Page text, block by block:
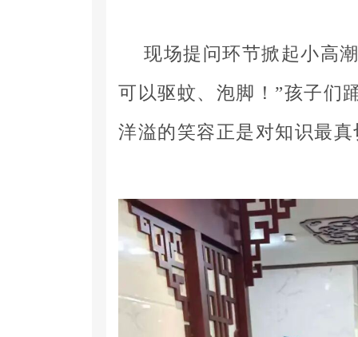
现场提问环节掀起小高
可以驱蚊、泡脚！”孩子们
洋溢的笑容正是对知识最